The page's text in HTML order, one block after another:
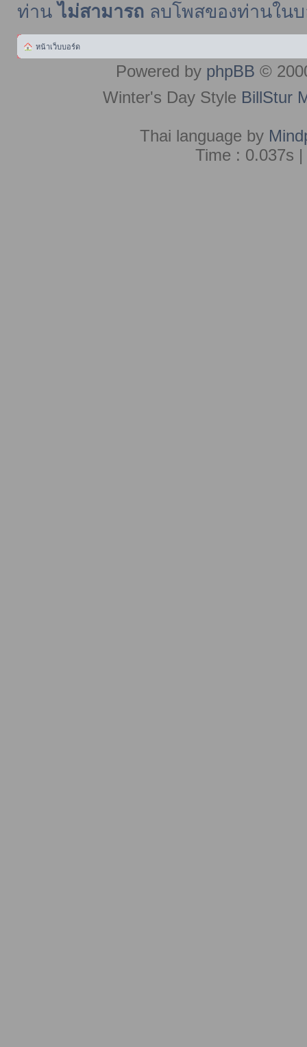
ท่าน ไม่สามารถลบโพสของท่านใน
หน้าเว็บบอร์ด
Powered by phpBB ©
Winter's Day Style BillStur
Thai language by
Time : 0.037s